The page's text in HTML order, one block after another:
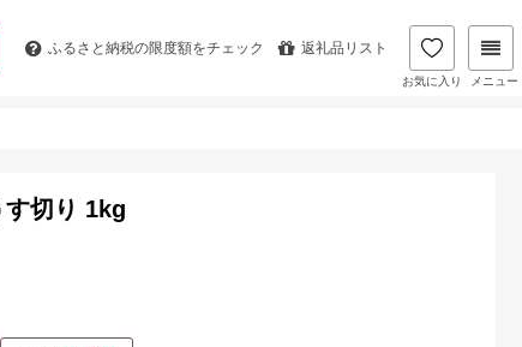
ふるさと納税の限度額をチェック 返礼品リスト
お気に入り メニュー
す切り 1kg